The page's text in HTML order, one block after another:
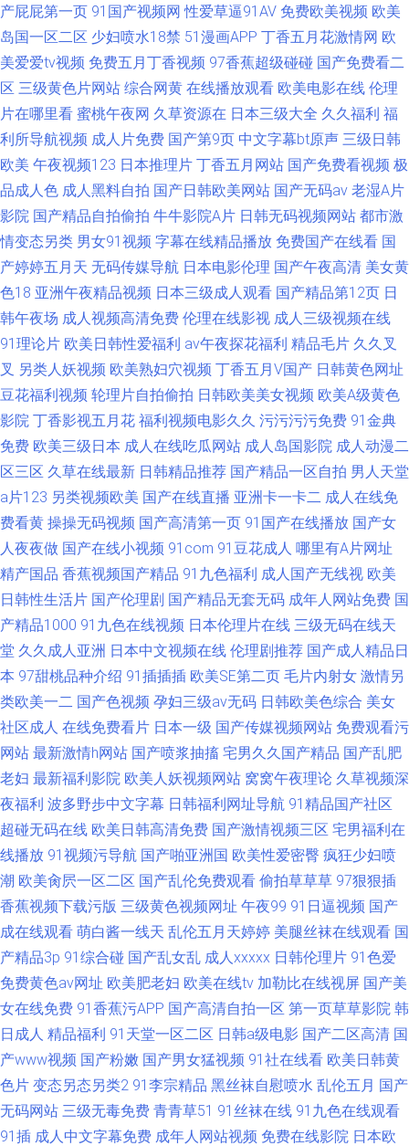
产屁屁第一页 91国产视频网 性爱草逼91AV 免费欧美视频 欧美
岛国一区二区 少妇喷水18禁 51漫画APP 丁香五月花激情网 欧
美爱爱tv视频 免费五月丁香视频 97香蕉超级碰碰 国产免费看二
区 三级黄色片网站 综合网黄 在线播放观看 欧美电影在线 伦理
片在哪里看 蜜桃午夜网 久草资源在 日本三级大全 久久福利 福
利所导航视频 成人片免费 国产第9页 中文字幕bt原声 三级日韩
欧美 午夜视频123 日本推理片 丁香五月网站 国产免费看视频 极
品成人色 成人黑料自拍 国产日韩欧美网站 国产无码av 老湿A片
影院 国产精品自拍偷拍 牛牛影院A片 日韩无码视频网站 都市激
情变态另类 男女91视频 字幕在线精品播放 免费国产在线看 国
产婷婷五月天 无码传媒导航 日本电影伦理 国产午夜高清 美女黄
色18 亚洲午夜精品视频 日本三级成人观看 国产精品第12页 日
韩午夜场 成人视频高清免费 伦理在线影视 成人三级视频在线
91理论片 欧美日韩性爱福利 av午夜探花福利 精品毛片 久久叉
叉 另类人妖视频 欧美熟妇穴视频 丁香五月V国产 日韩黄色网址
豆花福利视频 轮理片自拍偷拍 日韩欧美美女视频 欧美A级黄色
影院 丁香影视五月花 福利视频电影久久 污污污污免费 91金典
免费 欧美三级日本 成人在线吃瓜网站 成人岛国影院 成人动漫二
区三区 久草在线最新 日韩精品推荐 国产精品一区自拍 男人天堂
a片123 另类视频欧美 国产在线直播 亚洲卡一卡二 成人在线免
费看黄 操操无码视频 国产高清第一页 91国产在线播放 国产女
人夜夜做 国产在线小视频 91com 91豆花成人 哪里有A片网址
精产国品 香蕉视频国产精品 91九色福利 成人国产无线视 欧美
日韩性生活片 国产伦理剧 国产精品无套无码 成年人网站免费 国
产精品1000 91九色在线视频 日本伦理片在线 三级无码在线天
堂 久久成人亚洲 日本中文视频在线 伦理剧推荐 国产成人精品日
本 97甜桃品种介绍 91插插插 欧美SE第二页 毛片内射女 激情另
类欧美一二 国产色视频 孕妇三级av无码 日韩欧美色综合 美女
社区成人 在线免费看片 日本一级 国产传媒视频网站 免费观看污
网站 最新激情h网站 国产喷浆抽搐 宅男久久国产精品 国产乱肥
老妇 最新福利影院 欧美人妖视频网站 窝窝午夜理论 久草视频深
夜福利 波多野步中文字幕 日韩福利网址导航 91精品国产社区
超碰无码在线 欧美日韩高清免费 国产激情视频三区 宅男福利在
线播放 91视频污导航 国产啪亚洲国 欧美性爱密臀 疯狂少妇喷
潮 欧美肏屄一区二区 国产乱伦免费观看 偷拍草草草 97狠狠插
香蕉视频下载污版 三级黄色视频网址 午夜99 91日逼视频 国产
成在线观看 萌白酱一线天 乱伦五月天婷婷 美腿丝袜在线观看 国
产精品3p 91综合碰 国产乱女乱 成人xxxxx 日韩伦理片 91色爱
免费黄色av网址 欧美肥老妇 欧美在线tv 加勒比在线视屏 国产美
女在线免费 91香蕉污APP 国产高清自拍一区 第一页草草影院 韩
日成人 精品福利 91天堂一区二区 日韩a级电影 国产二区高清 国
产www视频 国产粉嫩 国产男女猛视频 91社在线看 欧美日韩黄
色片 变态另态另类2 91李宗精品 黑丝袜自慰喷水 乱伦五月 国产
无码网站 三级无毒免费 青青草51 91丝袜在线 91九色在线观看
91插 成人中文字幕免费 成年人网站视频 免费在线影院 日本欧